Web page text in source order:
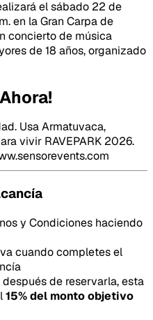
el sábado 22 de
en la Gran Carpa de
concierto de música
de 18 años, organizado
Usa Armatuvaca,
vivir RAVEPARK 2026.
y Condiciones haciendo
cuando completes el
de reservarla, esta
15% del monto objetivo